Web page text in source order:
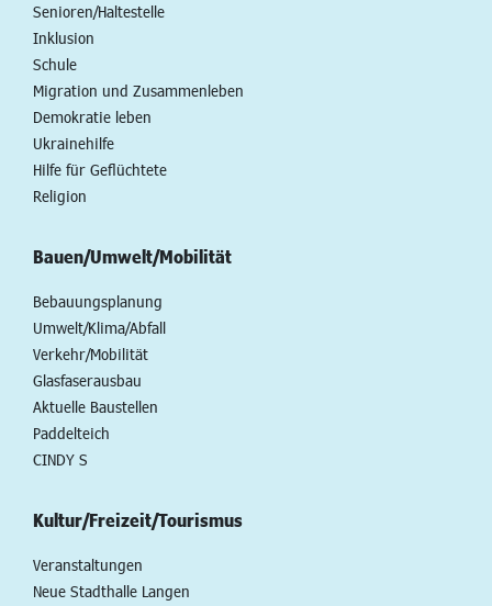
Senioren/Haltestelle
Inklusion
Schule
Migration und Zusammenleben
Demokratie leben
Ukrainehilfe
Hilfe für Geflüchtete
Religion
Bauen/Umwelt/Mobilität
Bebauungsplanung
Umwelt/Klima/Abfall
Verkehr/Mobilität
Glasfaserausbau
Aktuelle Baustellen
Paddelteich
CINDY S
Kultur/Freizeit/Tourismus
Veranstaltungen
Neue Stadthalle Langen